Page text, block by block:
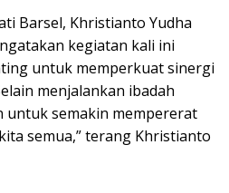
Barsel, Khristianto Yudha
kegiatan kali ini
untuk memperkuat sinergi
menjalankan ibadah
untuk semakin mempererat
semua,” terang Khristianto